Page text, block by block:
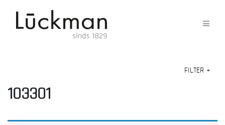
FILTER +
103301